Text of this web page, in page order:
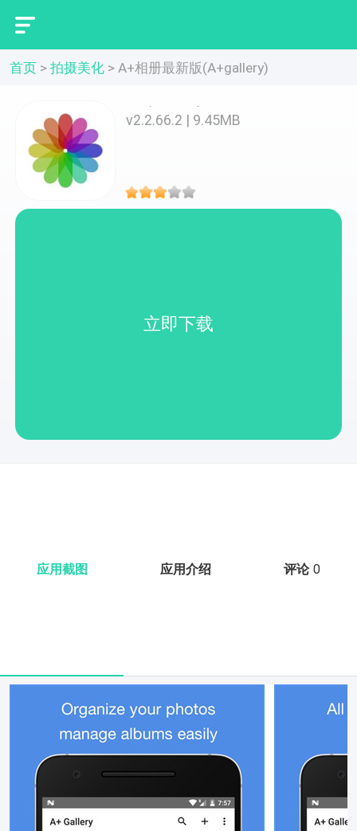
首页 >拍摄美化 > A+相册最新版(A+gallery)
A+相册最新版(A+gallery)
v2.2.66.2 | 9.45MB
立即下载
应用截图 应用介绍 评论 0